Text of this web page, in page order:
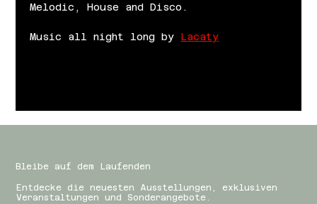
Melodic, House and Disco.
Music all night long by Lacaty
Bleibe auf dem Laufenden
Entdecke die neuesten Ausstellungen, exklusiven
Veranstaltungen und Sonderangebote.